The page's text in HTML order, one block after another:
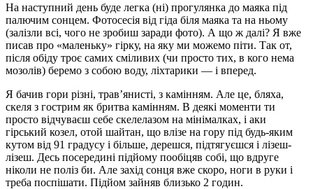
На наступний день буде легка (ні) прогулянка до маяка під
палючим сонцем. Фотосесія від гіда біля маяка та на ньому
(залізли всі, чого не зробиш заради фото). А що ж далі? Я вже
писав про «маленьку» гірку, на яку ми можемо піти. Так от,
після обіду троє самих сміливих (чи просто тих, в кого нема
мозолів) беремо з собою воду, ліхтарики — і вперед.
Я бачив гори різні, трав’янисті, з камінням. Але це, бляха,
скеля з гострим як бритва камінням. В деякі моменти ти
просто відчуваєш себе скелелазом на мінімалках, і аки
гірський козел, отой шайтан, що влізе на гору під будь-яким
кутом від 91 градусу і більше, дерешся, підтягуєшся і лізеш-
лізеш. Десь посередині підйому пообіцяв собі, що вдруге
ніколи не поліз би. Але захід сонця вже скоро, ноги в руки і
треба поспішати. Підйом зайняв близько 2 годин.